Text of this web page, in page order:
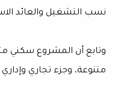
نسب التشغيل والعائد
متنوعة، وجزء تجاري